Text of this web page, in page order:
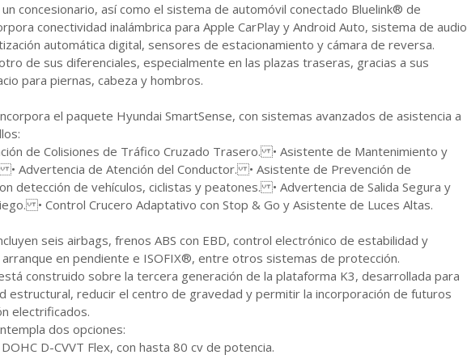
concesionario, así como el sistema de automóvil conectado Bluelink® de
conectividad inalámbrica para Apple CarPlay y Android Auto, sistema de audio
automática digital, sensores de estacionamiento y cámara de reversa.
de sus diferenciales, especialmente en las plazas traseras, gracias a sus
para piernas, cabeza y hombros.
el paquete Hyundai SmartSense, con sistemas avanzados de asistencia a
de Colisiones de Tráfico Cruzado Trasero. • Asistente de Mantenimiento y
• Advertencia de Atención del Conductor. • Asistente de Prevención de
detección de vehículos, ciclistas y peatones. • Advertencia de Salida Segura y
• Control Crucero Adaptativo con Stop & Go y Asistente de Luces Altas.
seis airbags, frenos ABS con EBD, control electrónico de estabilidad y
en pendiente e ISOFIX®, entre otros sistemas de protección.
construido sobre la tercera generación de la plataforma K3, desarrollada para
estructural, reducir el centro de gravedad y permitir la incorporación de futuros
electrificados.
dos opciones:
D-CVVT Flex, con hasta 80 cv de potencia.